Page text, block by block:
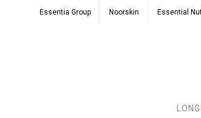
Essentia Group Noorskin Essential